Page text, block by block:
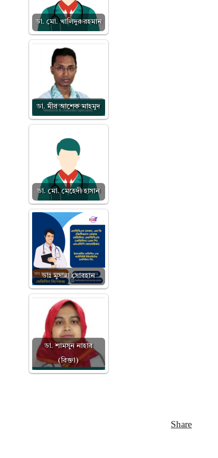
ডা. মো. খালিদুর রহমান
ডা. মীর আশেক মাহমুদ
ডা. মো. মেহেদী হাসান
ডাঃ মুসান্না সোবহান
ডা. শামসুন নাহার
(রিক্তা)